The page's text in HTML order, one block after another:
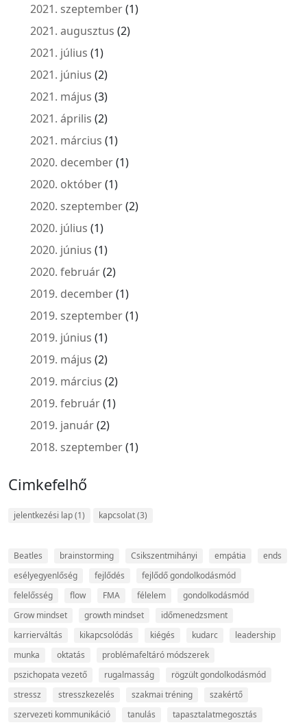
2021. szeptember(1)
2021. augusztus (2)
2021. július (1)
2021. június (2)
2021. május (3)
2021. április (2)
2021. március (1)
2020. december(1)
2020. október(1)
2020. szeptember(2)
2020. július (1)
2020. június (1)
2020. február(2)
2019. december(1)
2019. szeptember(1)
2019. június (1)
2019. május (2)
2019. március (2)
2019. február(1)
2019. január(2)
2018. szeptember(1)
Cimkefelhő
jelentkezési lap(1) kapcsolat(3)
Beatles brainstorming Csikszentmihányi empátia
ends
esélyegyenlőség
fejlődés
fejlődő gondolkodásmód
felelősség
flow FMA félelem
gondolkodásmód
Grow mindset
growth mindset
időmenedzsment
karrierváltás
kikapcsolódás kiégés kudarc
leadership
munka
oktatás
problémafeltáró módszerek
pszichopata vezető
rugalmasság
rögzült gondolkodásmód
stressz
stresszkezelés szakmai tréning
szakértő
szervezeti kommunikáció
tanulás tapasztalatmegosztás